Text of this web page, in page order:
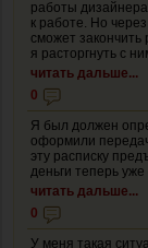
работы
к работе. Но
сможет закончить
я расторгнуть с
читать дальше...
0
Я был должен
оформили
эту расписку
деньги теперь
читать дальше...
0
У меня такая